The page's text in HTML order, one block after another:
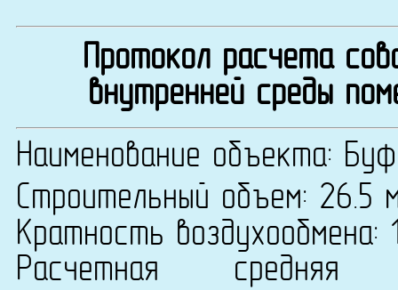
Протокол расчета
внутренней среды
Наименование объекта:
Строительный объем: 26.5
Кратность воздухообмена:
Расчетная средняя